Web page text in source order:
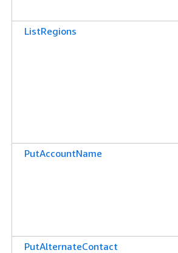
ListRegions
PutAccountName
PutAlternateContact